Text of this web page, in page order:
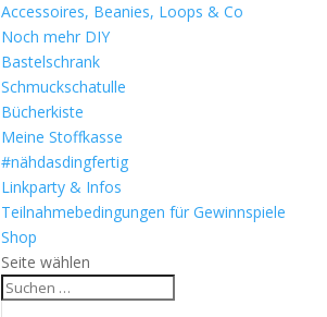
Accessoires, Beanies, Loops & Co
Noch mehr DIY
Bastelschrank
Schmuckschatulle
Bücherkiste
Meine Stoffkasse
#nähdasdingfertig
Linkparty & Infos
Teilnahmebedingungen für Gewinnspiele
Shop
Seite wählen